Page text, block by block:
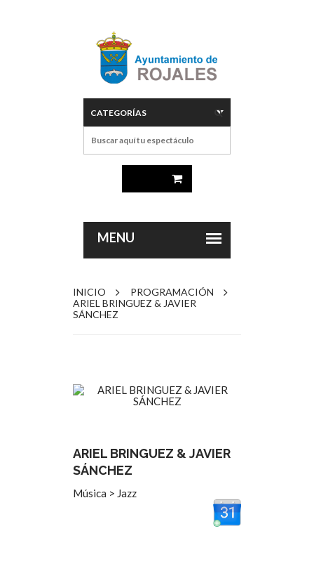
INICIO
PROGRAMACIÓN
ARIEL BRINGUEZ & JAVIER
SÁNCHEZ
ARIEL BRINGUEZ & JAVIER
SÁNCHEZ
Música > Jazz